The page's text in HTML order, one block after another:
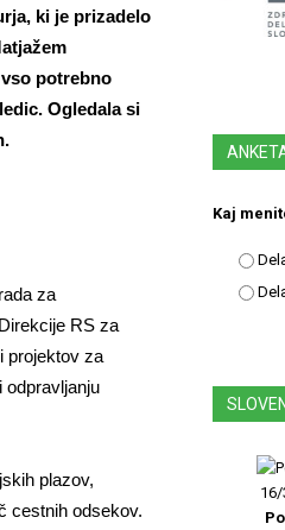
ki je prizadelo
potrebno
Ogledala si
za
RS za
projektov za
odpravljanju
plazov,
cestnih odsekov.
Kaj
16/